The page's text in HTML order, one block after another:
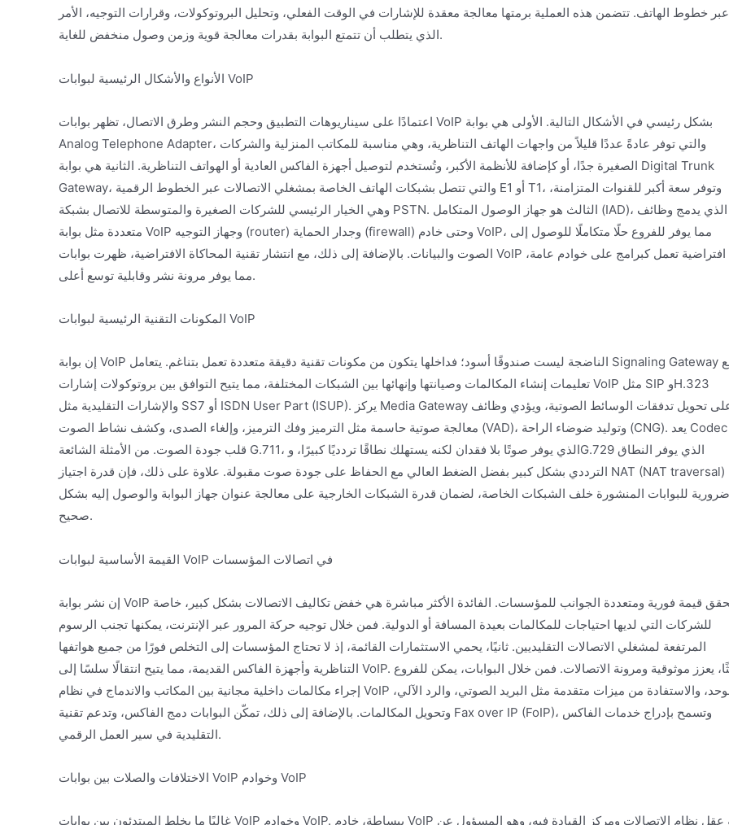
عبر خطوط الهاتف. تتضمن هذه العملية برمتها معالجة معقدة للإشارات في الوقت الفعلي، وتحليل البروتوكولات، وقرارات التوجيه، الأمر
الذي يتطلب أن تتمتع البوابة بقدرات معالجة قوية وزمن وصول منخفض للغاية.
الأنواع والأشكال الرئيسية لبوابات VoIP
اعتمادًا على سيناريوهات التطبيق وحجم النشر وطرق الاتصال، تظهر بوابات VoIP بشكل رئيسي في الأشكال التالية. الأولى هي بوابة
Analog Telephone Adapter، والتي توفر عادةً عددًا قليلاً من واجهات الهاتف التناظرية، وهي مناسبة للمكاتب المنزلية والشركات
الصغيرة جدًا، أو كإضافة للأنظمة الأكبر، وتُستخدم لتوصيل أجهزة الفاكس العادية أو الهواتف التناظرية. الثانية هي بوابة Digital Trunk
Gateway، والتي تتصل بشبكات الهاتف الخاصة بمشغلي الاتصالات عبر الخطوط الرقمية E1 أو T1، وتوفر سعة أكبر للقنوات المتزامنة،
وهي الخيار الرئيسي للشركات الصغيرة والمتوسطة للاتصال بشبكة PSTN. الثالث هو جهاز الوصول المتكامل (IAD)، الذي يدمج وظائف
متعددة مثل بوابة VoIP وجهاز التوجيه (router) وجدار الحماية (firewall) وحتى خادم VoIP، مما يوفر للفروع حلًا متكاملًا للوصول إلى
الصوت والبيانات. بالإضافة إلى ذلك، مع انتشار تقنية المحاكاة الافتراضية، ظهرت بوابات VoIP افتراضية تعمل كبرامج على خوادم عامة،
مما يوفر مرونة نشر وقابلية توسع أعلى.
المكونات التقنية الرئيسية لبوابات VoIP
إن بوابة VoIP الناضجة ليست صندوقًا أسود؛ فداخلها يتكون من مكونات تقنية دقيقة متعددة تعمل بتناغم. يتعامل Signaling Gateway مع
تعليمات إنشاء المكالمات وصيانتها وإنهائها بين الشبكات المختلفة، مما يتيح التوافق بين بروتوكولات إشارات VoIP مثل SIP وH.323
والإشارات التقليدية مثل SS7 أو ISDN User Part (ISUP). يركز Media Gateway على تحويل تدفقات الوسائط الصوتية، ويؤدي وظائف
معالجة صوتية حاسمة مثل الترميز وفك الترميز، وإلغاء الصدى، وكشف نشاط الصوت (VAD)، وتوليد ضوضاء الراحة (CNG). يعد Codec
قلب جودة الصوت. من الأمثلة الشائعة G.711، الذي يوفر صوتًا بلا فقدان لكنه يستهلك نطاقًا تردديًا كبيرًا، وG.729 الذي يوفر النطاق
الترددي بشكل كبير بفضل الضغط العالي مع الحفاظ على جودة صوت مقبولة. علاوة على ذلك، فإن قدرة اجتياز NAT (NAT traversal)
ضرورية للبوابات المنشورة خلف الشبكات الخاصة، لضمان قدرة الشبكات الخارجية على معالجة عنوان جهاز البوابة والوصول إليه بشكل
صحيح.
القيمة الأساسية لبوابات VoIP في اتصالات المؤسسات
إن نشر بوابة VoIP يحقق قيمة فورية ومتعددة الجوانب للمؤسسات. الفائدة الأكثر مباشرة هي خفض تكاليف الاتصالات بشكل كبير، خاصة
للشركات التي لديها احتياجات للمكالمات بعيدة المسافة أو الدولية. فمن خلال توجيه حركة المرور عبر الإنترنت، يمكنها تجنب الرسوم
المرتفعة لمشغلي الاتصالات التقليديين. ثانيًا، يحمي الاستثمارات القائمة، إذ لا تحتاج المؤسسات إلى التخلص فورًا من جميع هواتفها
التناظرية وأجهزة الفاكس القديمة، مما يتيح انتقالًا سلسًا إلى VoIP. ثالثًا، يعزز موثوقية ومرونة الاتصالات. فمن خلال البوابات، يمكن للفروع
إجراء مكالمات داخلية مجانية بين المكاتب والاندماج في نظام VoIP موحد، والاستفادة من ميزات متقدمة مثل البريد الصوتي، والرد الآلي،
وتحويل المكالمات. بالإضافة إلى ذلك، تمكّن البوابات دمج الفاكس، وتدعم تقنية Fax over IP (FoIP)، وتسمح بإدراج خدمات الفاكس
التقليدية في سير العمل الرقمي.
الاختلافات والصلات بين بوابات VoIP وخوادم VoIP
غالبًا ما يخلط المبتدئون بين بوابات VoIP وخوادم VoIP. ببساطة، خادم VoIP هو عقل نظام الاتصالات ومركز القيادة فيه، وهو المسؤول عن